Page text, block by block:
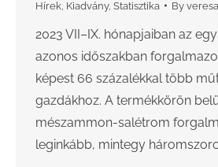
Hírek Kiadvány, Statisztika By veresa
2023 VII–IX. hónapjaiban az
azonos időszakban
képest 66 százalékkal több
gazdákhoz. A termékkörön
mészammon-salétrom
leginkább, mintegy